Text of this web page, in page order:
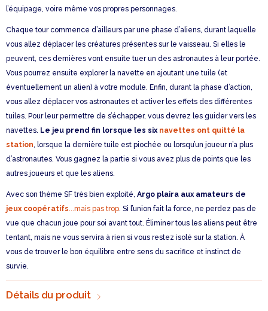
l’équipage, voire même vos propres personnages.
Chaque tour commence d’ailleurs par une phase d’aliens, durant laquelle
vous allez déplacer les créatures présentes sur le vaisseau. Si elles le
peuvent, ces dernières vont ensuite tuer un des astronautes à leur portée.
Vous pourrez ensuite explorer la navette en ajoutant une tuile (et
éventuellement un alien) à votre module. Enfin, durant la phase d’action,
vous allez déplacer vos astronautes et activer les effets des différentes
tuiles. Pour leur permettre de s’échapper, vous devrez les guider vers les
navettes. Le jeu prend fin lorsque les six navettes ont quitté la
station, lorsque la dernière tuile est piochée ou lorsqu’un joueur n’a plus
d’astronautes. Vous gagnez la partie si vous avez plus de points que les
autres joueurs et que les aliens.
Avec son thème SF très bien exploité, Argo plaira aux amateurs de
jeux coopératifs...mais pas trop. Si l’union fait la force, ne perdez pas de
vue que chacun joue pour soi avant tout. Éliminer tous les aliens peut être
tentant, mais ne vous servira à rien si vous restez isolé sur la station. À
vous de trouver le bon équilibre entre sens du sacrifice et instinct de
survie.
Détails du produit